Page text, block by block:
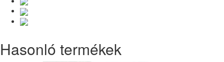
Hasonló termékek